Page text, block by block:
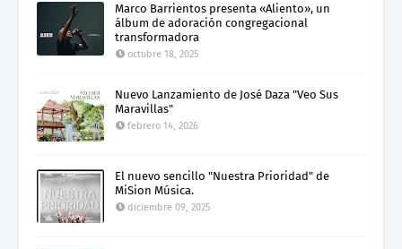
Marco Barrientos presenta «Aliento», un
álbum de adoración congregacional
transformadora
octubre 18, 2025
Nuevo Lanzamiento de José Daza "Veo Sus
Maravillas"
febrero 14, 2026
El nuevo sencillo "Nuestra Prioridad" de
MiSion Música.
diciembre 09, 2025